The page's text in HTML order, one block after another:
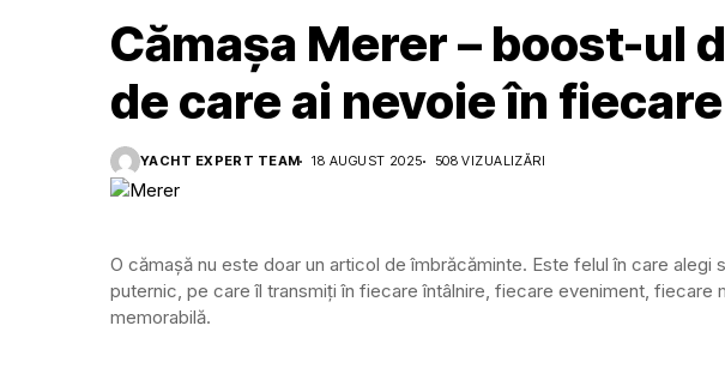
Cămașa Merer – boost-ul
de care ai nevoie în
YACHT EXPERT TEAM 18 AUGUST 2025 508 VIZUALIZĂRI
O cămașă nu este doar un articol de îmbrăcăminte. Este felul în care alegi
puternic, pe care îl transmiți în fiecare întâlnire, fiecare eveniment, fiecare
memorabilă.